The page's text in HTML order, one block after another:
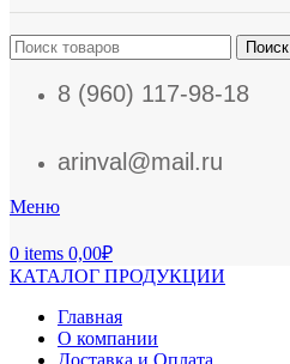
Поиск
8 (960) 117-98-18
arinval@mail.ru
Меню
0 items 0,00₽
КАТАЛОГ ПРОДУКЦИИ
Главная
О компании
Доставка и Оплата